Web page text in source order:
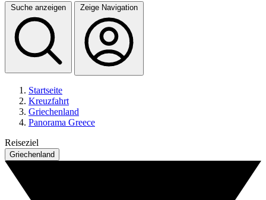
Suche anzeigen Zeige Navigation
Startseite
Kreuzfahrt
Griechenland
Panorama Greece
Reiseziel
Griechenland